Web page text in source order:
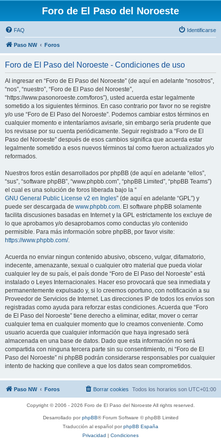
Foro de El Paso del Noroeste
FAQ Identificarse
Paso NW Foros
Foro de El Paso del Noroeste - Condiciones de uso
Al ingresar en “Foro de El Paso del Noroeste” (de aquí en adelante “nosotros”,
“nos”, “nuestro”, “Foro de El Paso del Noroeste”,
“https://www.pasonoroeste.com/foros”), usted acuerda estar legalmente
sometido a los siguientes términos. En caso contrario por favor no se registre
y/o use “Foro de El Paso del Noroeste”. Podemos cambiar estos términos en
cualquier momento e intentaríamos avisarle, sin embargo sería prudente que
los revisase por su cuenta periódicamente. Seguir registrado a “Foro de El
Paso del Noroeste” después de esos cambios significa que acuerda estar
legalmente sometido a esos nuevos términos tal como fueron actualizados y/o
reformados.
Nuestros foros están desarrollados por phpBB (de aquí en adelante “ellos”,
“sus”, “software phpBB”, “www.phpbb.com”, “phpBB Limited”, “phpBB Teams”)
el cual es una solución de foros liberada bajo la “
GNU General Public License v2 en Ingles” (de aquí en adelante “GPL”) y
puede ser descargada de www.phpbb.com. El software phpBB solamente
facilita discusiones basadas en Internet y la GPL estrictamente los excluye de
lo que aprobamos y/o desaprobamos como conductas y/o contenido
permisible. Para más información sobre phpBB, por favor visite:
https://www.phpbb.com/.
Acuerda no enviar ningun contenido abusivo, obsceno, vulgar, difamatorio,
indecente, amenazante, sexual o cualquier otro material que pueda violar
cualquier ley de su país, el país donde “Foro de El Paso del Noroeste” está
instalado o Leyes Internacionales. Hacer eso provocará que sea inmediata y
permanentemente expulsado y, si lo creemos oportuno, con notificación a su
Proveedor de Servicios de Internet. Las direcciones IP de todos los envíos son
registradas como ayuda para reforzar estas condiciones. Acuerda que “Foro
de El Paso del Noroeste” tiene derecho a eliminar, editar, mover o cerrar
cualquier tema en cualquier momento que lo creamos conveniente. Como
usuario acuerda que cualquier información que haya ingresado será
almacenada en una base de datos. Dado que esta información no será
compartida con ninguna tercera parte sin su consentimiento, ni “Foro de El
Paso del Noroeste” ni phpBB podrán considerarse responsables por cualquier
intento de hacking que conlleve a que los datos sean comprometidos.
Paso NW Foros Todos los horarios son UTC+01:00
Borrar cookies
Copyright © 2006 - 2026 Foro de El Paso del Noroeste All rights reserved.
Desarrollado porphpBB® Forum Software © phpBB Limited
Traducción al español porphpBB España
Privacidad | Condiciones